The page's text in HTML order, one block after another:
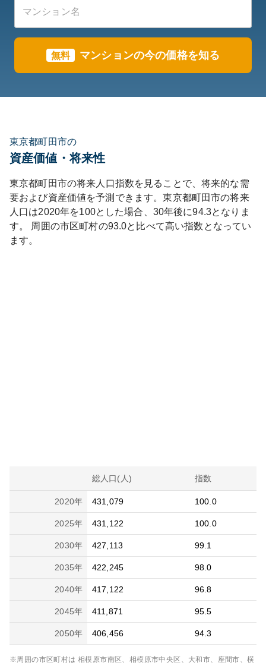
無料 マンションの今の価格を知る
東京都町田市の
資産価値・将来性
東京都町田市の将来人口指数を見ることで、将来的な需
要および資産価値を予測できます。東京都町田市の将来
人口は2020年を100とした場合、30年後に94.3となりま
す。
周囲の市区町村の93.0と比べて高い指数となってい
ます。
総人口(人) 指数
2020年 431,079 100.0
2025年 431,122 100.0
2030年 427,113 99.1
2035年 422,245 98.0
2040年 417,122 96.8
2045年 411,871 95.5
2050年 406,456 94.3
※周囲の市区町村は 相模原市南区、相模原市中央区、大和市、座間市、横